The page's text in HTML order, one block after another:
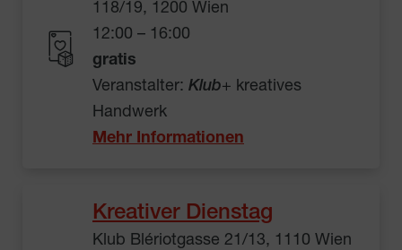
118/19, 1200 Wien
12:00 – 16:00
gratis
Veranstalter: Klub+ kreatives
Handwerk
Mehr Informationen
Kreativer Dienstag
Klub Blériotgasse 21/13, 1110 Wien